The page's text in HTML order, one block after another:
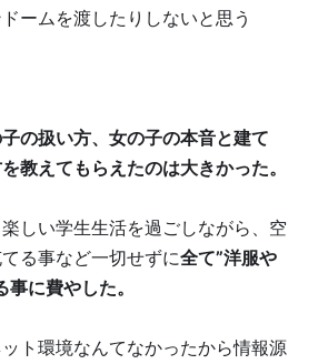
ームを渡したりしないと思う
の扱い方、女の子の本音と建て
教えてもらえたのは大きかった。
しい学生生活を過ごしながら、空
る事など一切せずに全て”洋服や
に費やした。
ト環境なんてなかったから情報源